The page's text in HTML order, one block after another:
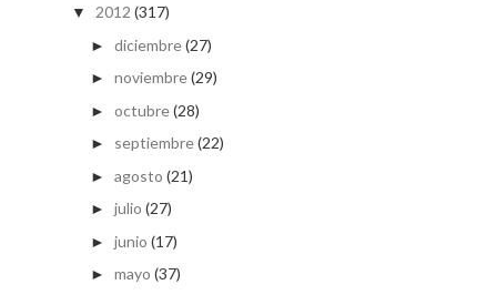
▼ 2012 (317)
► diciembre(27)
► noviembre(29)
► octubre(28)
► septiembre(22)
► agosto (21)
► julio (27)
► junio (17)
► mayo (37)